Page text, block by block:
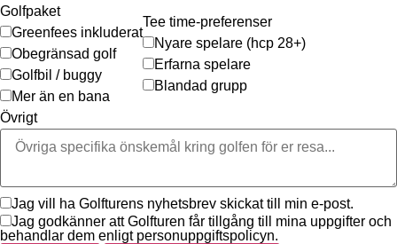
Golfpaket
Greenfees inkluderat
Obegränsad golf
Golfbil / buggy
Mer än en bana
Tee time-preferenser
Nyare spelare (hcp 28+)
Erfarna spelare
Blandad grupp
Övrigt
Jag vill ha Golfturens nyhetsbrev skickat till min e-post.
Jag godkänner att Golfturen får tillgång till mina uppgifter och
behandlar dem enligt personuppgiftspolicyn.